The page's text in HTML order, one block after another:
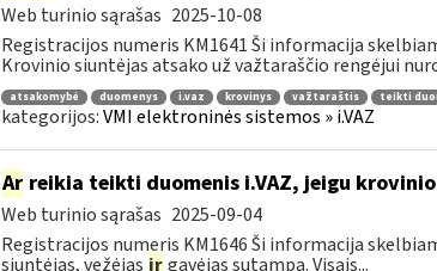
Web turinio sąrašas 2025-10-08
Registracijos numeris KM1641 Ši informacija
Krovinio siuntėjas atsako už važtaraščio rengėjui
atsakomybė duomenys i.vaz krovinys važtaraštis teikti
kategorijos:VMI elektroninės sistemos » i.VAZ
Arreikia teikti duomenis i.VAZ, jeigu
Web turinio sąrašas 2025-09-04
Registracijos numeris KM1646 Ši informacija
siuntėjas, vežėjas ir gavėjas sutampa. Visais...